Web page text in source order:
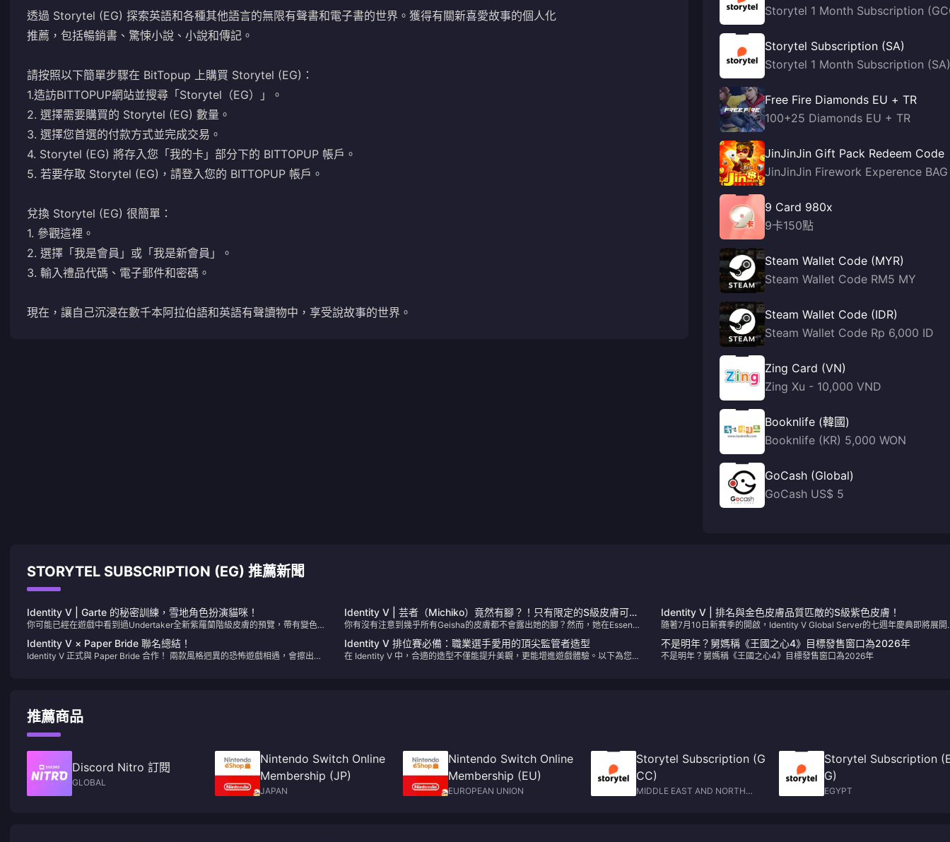
透過 Storytel (EG) 探索英語和各種其他語言的無限有聲書和電子書的世界。獲得有關新喜愛故事的個人化
推薦，包括暢銷書、驚悚小說、小說和傳記。
請按照以下簡單步驟在 BitTopup 上購買 Storytel (EG)：
1.造訪BITTOPUP網站並搜尋「Storytel（EG）」。
2. 選擇需要購買的 Storytel (EG) 數量。
3. 選擇您首選的付款方式並完成交易。
4. Storytel (EG) 將存入您「我的卡」部分下的 BITTOPUP 帳戶。
5. 若要存取 Storytel (EG)，請登入您的 BITTOPUP 帳戶。
兌換 Storytel (EG) 很簡單：
1. 參觀這裡 。
2. 選擇「我是會員」或「我是新會員」。
3. 輸入禮品代碼、電子郵件和密碼。
現在，讓自己沉浸在數千本阿拉伯語和英語有聲讀物中，享受說故事的世界。
Storytel 1 Month Subscription
Storytel Subscription (SA)
Storytel 1 Month Subscription (SA)
Free Fire Diamonds EU + TR
100+25 Diamonds EU + TR
JinJinJin Gift Pack Redeem Code
JinJinJin Firework Experence BAG
9 Card 980x
9卡150點
Steam Wallet Code (MYR)
Steam Wallet Code RM5 MY
Steam Wallet Code (IDR)
Steam Wallet Code Rp 6,000 ID
Zing Card (VN)
Zing Xu - 10,000 VND
Booknlife (韓國)
Booknlife (KR) 5,000 WON
GoCash (Global)
GoCash US$ 5
STORYTEL SUBSCRIPTION (EG) 推薦新聞
Identity V | Garte 的秘密訓練，雪地角色扮演貓咪！
你可能已經在遊戲中看到過Undertaker全新紫羅蘭階級皮膚的預覽，帶有變色效
果。我覺得整體來說已經做得非常好——即使有一些小缺陷。
Identity V | 芸者（Michiko）竟然有腳？！只有限定的S級皮膚可能
會露出來！
你有沒有注意到幾乎所有Geisha的皮膚都不會露出她的腳？然而，她在Essence
3中的“Amber Tear”原始設計打破了這個傳統。讓我們仔細看看。
Identity V | 排名與金色皮膚品質匹敵的S級紫色皮膚！
隨著7月10日新賽季的開啟，Identity V Global Server的七週年慶典即將展開
讓我們一起來看看吧！
Identity V × Paper Bride 聯名總結！
Identity V 正式與 Paper Bride 合作！ 兩款風格迥異的恐怖遊戲相遇，會擦出什
Identity V 排位賽必備：職業選手愛用的頂尖監管者造型
在 Identity V 中，合適的造型不僅能提升美觀，更能增進遊戲體驗。以下為您整
不是明年？舅媽稱《王國之心4》目標發售窗口為2026年
不是明年？舅媽稱《王國之心4》目標發售窗口為2026年
推薦商品
Discord Nitro 訂閱
GLOBAL
Nintendo Switch Online
Membership (JP)
JAPAN
Nintendo Switch Online
Membership (EU)
EUROPEAN UNION
Storytel Subscription (G
CC)
MIDDLE EAST AND NORTH
Storytel Subscription
G)
EGYPT